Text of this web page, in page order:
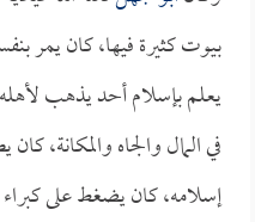
بيوت كثيرة فيها، كان يمر
يعلم بإسلام أحد يذهب
في المال والجاه والمكانة،
إسلامه، كان يضغط على